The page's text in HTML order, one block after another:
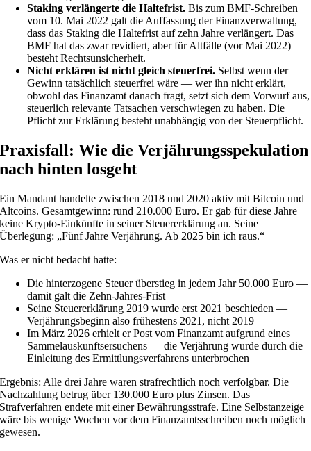
Staking verlängerte die Haltefrist. Bis zum BMF-Schreiben
vom 10. Mai 2022 galt die Auffassung der Finanzverwaltung,
dass das Staking die Haltefrist auf zehn Jahre verlängert. Das
BMF hat das zwar revidiert, aber für Altfälle (vor Mai 2022)
besteht Rechtsunsicherheit.
Nicht erklären ist nicht gleich steuerfrei. Selbst wenn der
Gewinn tatsächlich steuerfrei wäre — wer ihn nicht erklärt,
obwohl das Finanzamt danach fragt, setzt sich dem Vorwurf aus,
steuerlich relevante Tatsachen verschwiegen zu haben. Die
Pflicht zur Erklärung besteht unabhängig von der Steuerpflicht.
Praxisfall: Wie die Verjährungsspekulation
nach hinten losgeht
Ein Mandant handelte zwischen 2018 und 2020 aktiv mit Bitcoin und
Altcoins. Gesamtgewinn: rund 210.000 Euro. Er gab für diese Jahre
keine Krypto-Einkünfte in seiner Steuererklärung an. Seine
Überlegung: „Fünf Jahre Verjährung. Ab 2025 bin ich raus.“
Was er nicht bedacht hatte:
Die hinterzogene Steuer überstieg in jedem Jahr 50.000 Euro —
damit galt die Zehn-Jahres-Frist
Seine Steuererklärung 2019 wurde erst 2021 beschieden —
Verjährungsbeginn also frühestens 2021, nicht 2019
Im März 2026 erhielt er Post vom Finanzamt aufgrund eines
Sammelauskunftsersuchens — die Verjährung wurde durch die
Einleitung des Ermittlungsverfahrens unterbrochen
Ergebnis: Alle drei Jahre waren strafrechtlich noch verfolgbar. Die
Nachzahlung betrug über 130.000 Euro plus Zinsen. Das
Strafverfahren endete mit einer Bewährungsstrafe. Eine Selbstanzeige
wäre bis wenige Wochen vor dem Finanzamtsschreiben noch möglich
gewesen.